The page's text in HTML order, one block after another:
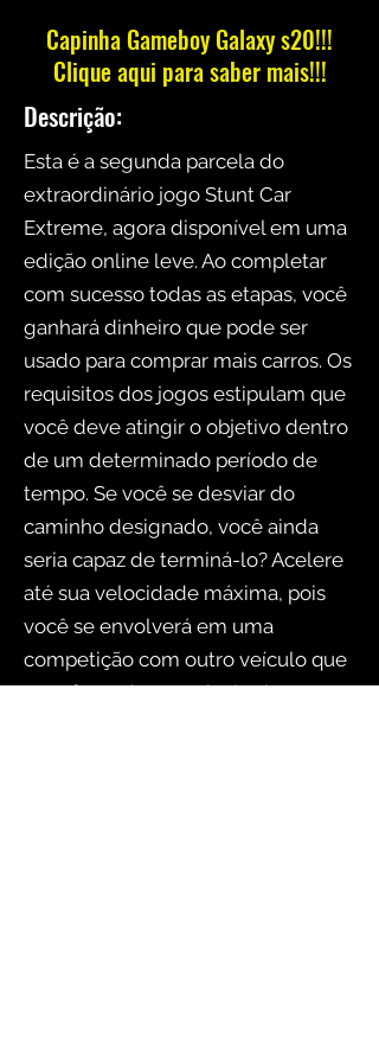
Capinha Gameboy Galaxy s20!!!
Clique aqui para saber mais!!!
Descrição:
Esta é a segunda parcela do
extraordinário jogo Stunt Car
Extreme, agora disponível em uma
edição online leve. Ao completar
com sucesso todas as etapas, você
ganhará dinheiro que pode ser
usado para comprar mais carros. Os
requisitos dos jogos estipulam que
você deve atingir o objetivo dentro
de um determinado período de
tempo. Se você se desviar do
caminho designado, você ainda
seria capaz de terminá-lo? Acelere
até sua velocidade máxima, pois
você se envolverá em uma
competição com outro veículo que
se esforçará para sair vitorioso.